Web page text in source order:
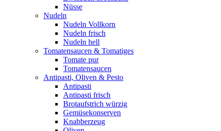
Nüsse
Nudeln
Nudeln Vollkorn
Nudeln frisch
Nudeln hell
Tomatensaucen & Tomatiges
Tomate pur
Tomatensaucen
Antipasti, Oliven & Pesto
Antipasti
Antipasti frisch
Brotaufstrich würzig
Gemüsekonserven
Knabberzeug